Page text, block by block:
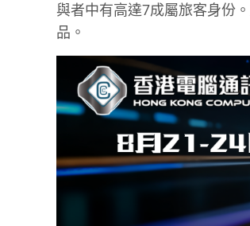
與者中有高達7成屬旅客身份
品。